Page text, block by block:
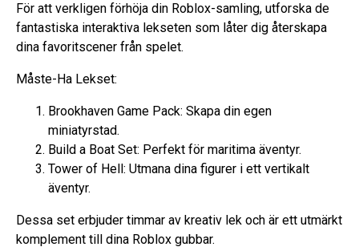
För att verkligen förhöja din Roblox-samling, utforska de
fantastiska interaktiva lekseten som låter dig återskapa
dina favoritscener från spelet.
Måste-Ha Lekset:
Brookhaven Game Pack: Skapa din egen
miniatyrstad.
Build a Boat Set: Perfekt för maritima äventyr.
Tower of Hell: Utmana dina figurer i ett vertikalt
äventyr.
Dessa set erbjuder timmar av kreativ lek och är ett utmärkt
komplement till dina Roblox gubbar.